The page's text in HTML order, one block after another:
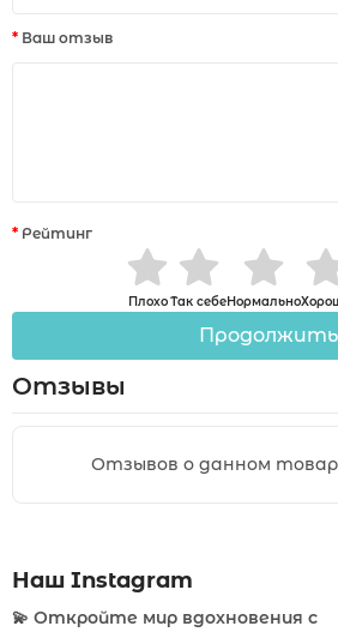
Ваш отзыв
Рейтинг
ПлохоТак себеНормально
Продолжить
Отзывы
Отзывов о данном
Наш Instagram
💫 Откройте мир вдохновения с